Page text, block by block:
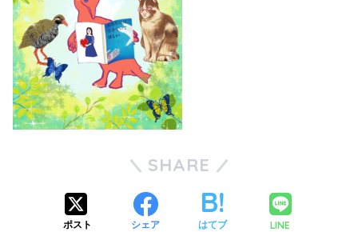
SHARE
ポスト シェア はてブ LINE